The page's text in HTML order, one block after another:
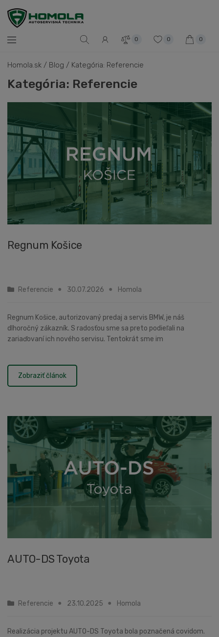
0 0 0
Homola.sk / Blog / Kategória: Referencie
Kategória: Referencie
Regnum Košice
Referencie 30.07.2026 Homola
Regnum Košice, autorizovaný predaj a servis BMW, je náš
dlhoročný zákazník. S radosťou sme sa preto podieľali na
zariaďovaní ich nového servisu. Tentokrát sme im
Zobraziť článok
AUTO-DS Toyota
Referencie 23.10.2025 Homola
Realizácia projektu AUTO-DS Toyota bola poznačená covidom.